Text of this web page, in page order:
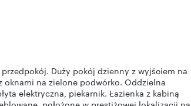
Duży pokój dzienny z wyjściem na
oknami na zielone podwórko. Oddzielna
elektryczna, piekarnik. Łazienka z kabiną